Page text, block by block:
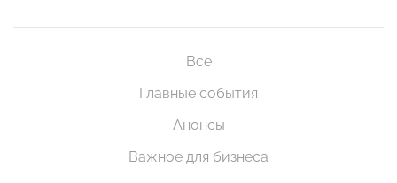
Все
Главные события
Анонсы
Важное для бизнеса